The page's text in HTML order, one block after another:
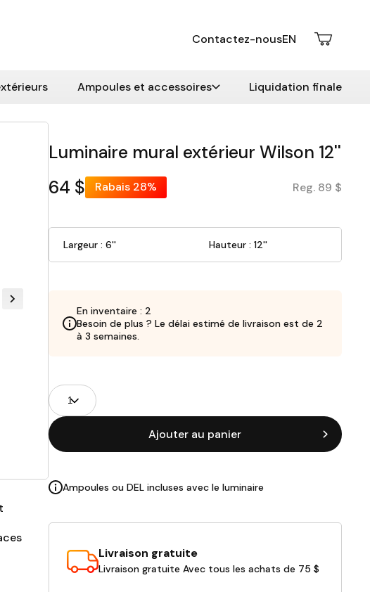
Contactez-nousEN
Ampoules et accessoires Liquidation finale
Luminaire mural extérieur Wilson 12''
64 $
Rabais28% Reg. 89 $
Largeur : 6'' Hauteur : 12''
En inventaire : 2
Besoin de plus ? Le délai estimé de livraison est de 2
à 3 semaines.
Champs
de
produits
Quantité
Ajouter au panier
Ampoules ou DEL incluses avec le luminaire
Livraison gratuite
Livraison gratuite Avec tous les achats de 75 $